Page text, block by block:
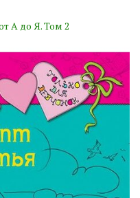
А до Я. Том 2